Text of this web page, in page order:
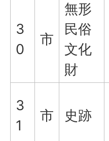
3
0
市
無形
民俗
文化
財
3
1
市 史跡